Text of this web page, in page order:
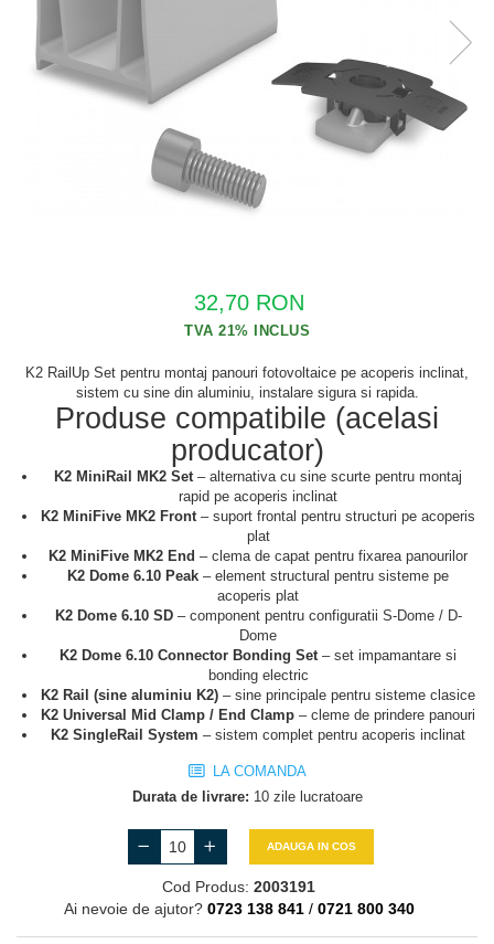
Cabluri semnalizare si control
Cabluri speciale
Conductori flexibili cupru
Conductori rigizi cupru
Cabluri semnalizare si control
32,70 RON
K2 RailUp Set pentru montaj panouri fotovoltaice pe acoperis inclinat,
sistem cu sine din aluminiu, instalare sigura si rapida.
Produse compatibile (acelasi
producator)
K2 MiniRail MK2 Set– alternativa cu sine scurte pentru montaj
rapid pe acoperis inclinat
K2 MiniFive MK2 Front– suport frontal pentru structuri pe acoperis
plat
K2 MiniFive MK2 End – clema de capat pentru fixarea panourilor
K2 Dome 6.10 Peak – element structural pentru sisteme pe
acoperis plat
K2 Dome 6.10 SD– component pentru configuratii S-Dome / D-
Dome
K2 Dome 6.10 Connector Bonding Set– set impamantare si
bonding electric
K2 Rail (sine aluminiu K2) – sine principale pentru sisteme clasice
K2 Universal Mid Clamp / End Clamp – cleme de prindere panouri
K2 SingleRail System – sistem complet pentru acoperis inclinat
LA COMANDA
Durata de livrare: 10 zile lucratoare
ADAUGA IN COS
Cod Produs: 2003191
Ai nevoie de ajutor? 0723 138 841 / 0721 800 340